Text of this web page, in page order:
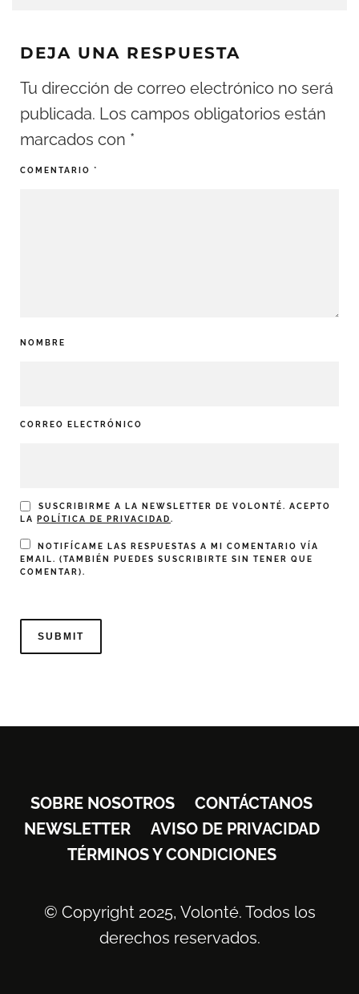
DEJA UNA RESPUESTA
Tu dirección de correo electrónico no será
publicada. Los campos obligatorios están
marcados con *
COMENTARIO *
NOMBRE
CORREO ELECTRÓNICO
SUSCRIBIRME A LA NEWSLETTER DE VOLONTÉ. ACEPTO
LA
POLÍTICA DE PRIVACIDAD.
NOTIFÍCAME LAS RESPUESTAS A MI COMENTARIO VÍA
EMAIL. (TAMBIÉN PUEDES SUSCRIBIRTE SIN TENER QUE
COMENTAR).
SOBRE NOSOTROS
CONTÁCTANOS
NEWSLETTER
AVISO DE PRIVACIDAD
TÉRMINOS Y CONDICIONES
© Copyright 2025, Volonté. Todos los
derechos reservados.